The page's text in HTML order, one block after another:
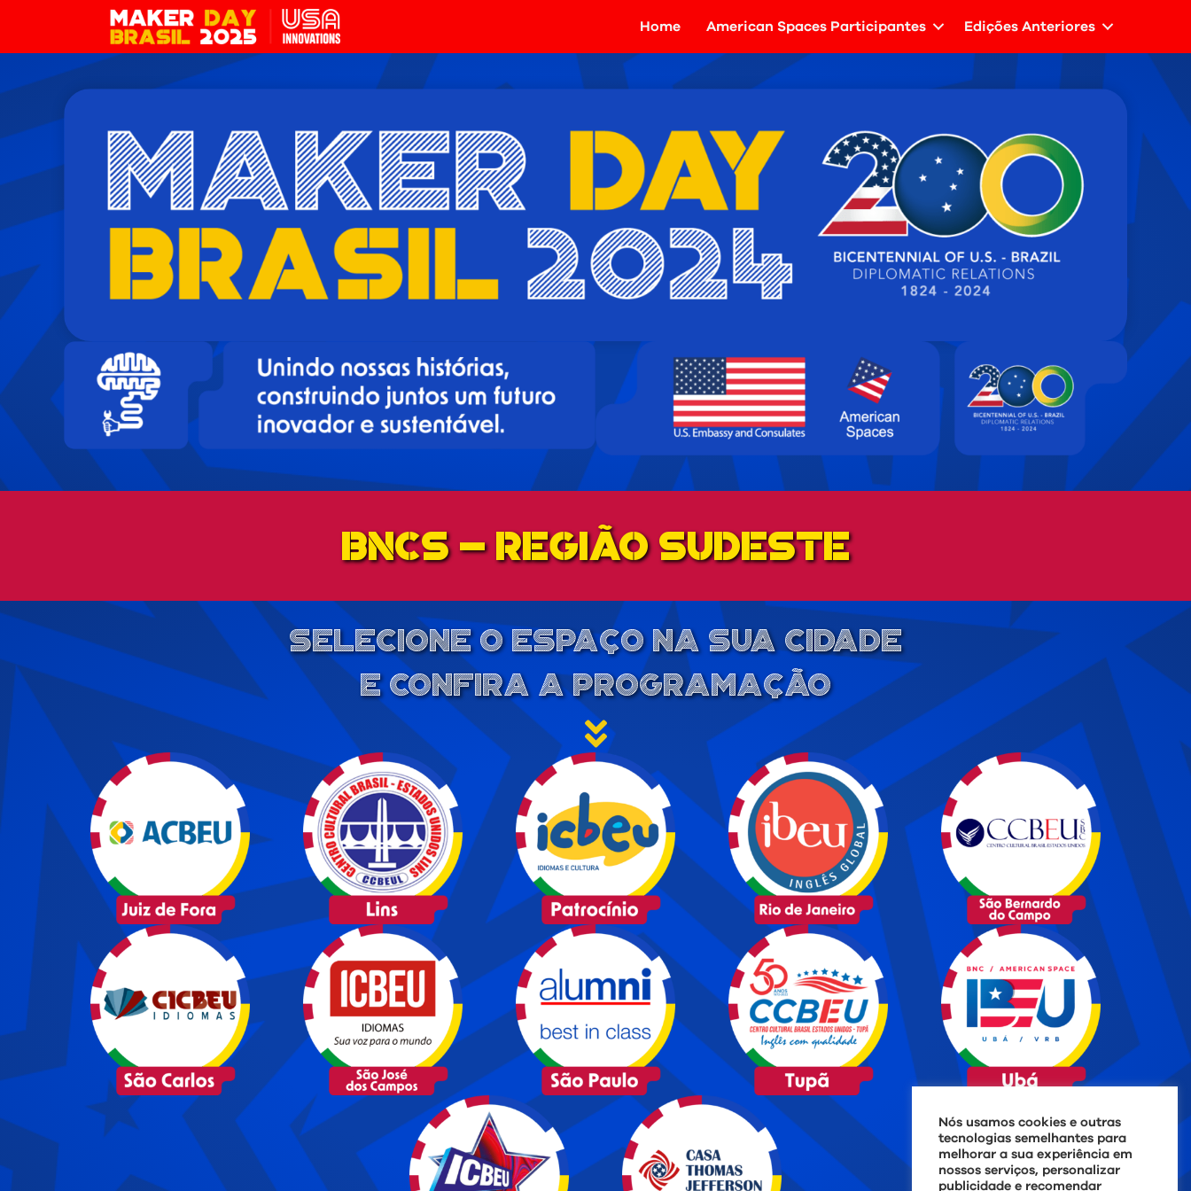
Home American Spaces Participantes Edições Anteriores
BNCs - Região Sudeste
Selecione o espaço na sua cidade
e confira a programação
Nós usamos cookies e outras
tecnologias semelhantes para
melhorar a sua experiência em
nossos serviços, personalizar
publicidade e recomendar